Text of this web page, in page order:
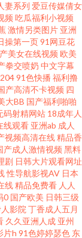
人色涩 91精品传媒
人人肏人人 午夜色
线91免费观看 91深
熟女一区在线 91成
另类中文 三色色欧
网站 老司机草逼av
ts系列在线 久草免
亚洲人成小说网 国
妻系列 爱豆传媒倩女
频 吃瓜福利小视频
激情另类图片 亚洲
操第一页91网豆花
美女在线视频 欧美
拳交喷奶 中文字幕
91色快播 福利撸
产高清不卡视频 四
大BB 国产福利啪啪
码射精网站 18成年人
线观看 亚洲ab 成人
视频高清在线精品香
产成人激情视频 黑料
剧 日韩大片观看网址
性导航影视AV 日本
线精品免费看 人人
0 国产欧美 日韩三级
影院 丁香成人五月
久久亚洲人成 亚州
片h 91色婷婷瑟色 东